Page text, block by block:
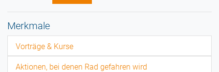
Merkmale
Vorträge & Kurse
Aktionen, bei denen Rad gefahren wird